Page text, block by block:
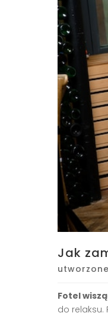
Jak
Fotel
do relaksu.